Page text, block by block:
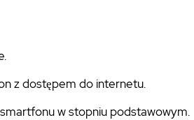
z dostępem do internetu.
w stopniu podstawowym.